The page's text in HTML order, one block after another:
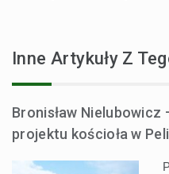
Inne Artykuły Z
Bronisław
projektu kościoła w